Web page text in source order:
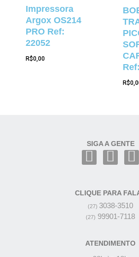
Impressora
Argox OS214
PRO Ref:
22052
R$0,00
R$
SIGA A GENTE
CLIQUE PARA
(27) 3038-3510
(27) 99901-7118
ATENDIMENTO